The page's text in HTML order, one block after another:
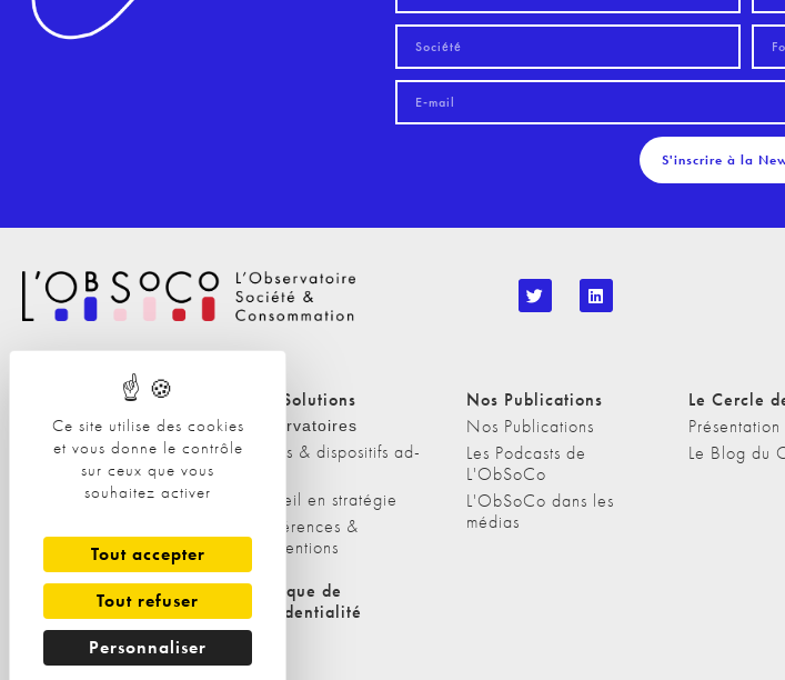
Ce site utilise des cookies
et vous donne le contrôle
sur ceux que vous
souhaitez activer
Tout accepter
Tout refuser
Personnaliser
S'inscrire à la
Nos Solutions
A propos
L'équipe
Nos clients
Nos Solutions
Observatoires
Etudes & dispositifs ad-
Conseil en stratégie
Conférences &
interventions
Nos Publications
Nos Publications
Les Podcasts de
L'ObSoCo
L'ObSoCo dans les
médias
Le Cercle
Présentation
Le Blog du
Politique de cookies
Politique de
confidentialité